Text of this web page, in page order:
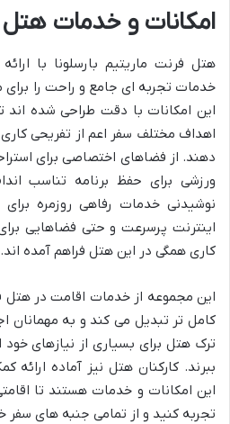
امکانات و خدمات هتل
هتل فرنت ماریتیم بارسلونا با
خدمات تجربه ای جامع و راحت را
این امکانات با دقت طراحی شده اند
اهداف مختلف سفر اعم از تفریحی
دهند. از فضاهای اختصاصی برای
ورزشی برای حفظ برنامه تناسب
نوشیدنی خدمات رفاهی روزمره
اینترنت پرسرعت و حتی فضاهایی
کاری همگی در این هتل فراهم آمده اند.
این مجموعه از خدمات اقامت در هتل
کامل تر تبدیل می کند و به مهمانان
ترک هتل برای بسیاری از نیازهای خود
ببرند. کارکنان هتل نیز آماده ارائه
این امکانات و خدمات هستند تا
تجربه کنید و از تمامی جنبه های سفر